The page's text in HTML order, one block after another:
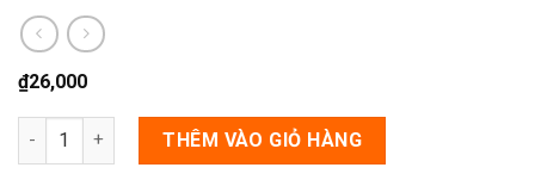
₫26,000
Núm nắm tủ dạng tròn bóng màu đồng cổ NK149L-C số lượng
THÊM VÀO GIỎ HÀNG